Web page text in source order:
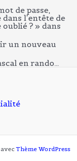
de passe,
l’entête de
? » dans
un nouveau
en rando…
Thème WordPress